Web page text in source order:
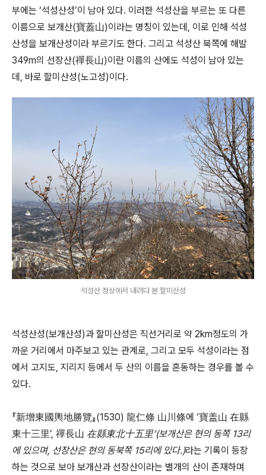
부에는 ‘석성산성’이 남아 있다. 이러한 석성산을 부르는 또 다른
이름으로 보개산(寶蓋山)이라는 명칭이 있는데, 이로 인해 석성
산성을 보개산성이라 부르기도 한다. 그리고 석성산 북쪽에 해발
349m의 선장산(禪長山)이란 이름의 산에도 석성이 남아 있는
데, 바로 할미산성(노고성)이다.
석성산 정상에서 내려다 본 할미산성
석성산성(보개산성)과 할미산성은 직선거리로 약 2km정도의 가
까운 거리에서 마주보고 있는 관계로, 그리고 모두 석성이라는 점
에서 고지도, 지리지 등에서 두 산의 이름을 혼동하는 경우를 볼 수
있다.
『新增東國輿地勝覽』(1530) 龍仁條 山川條에 ‘寶盖山 在縣
東十三里’, 禪長山 在縣東北十五里’(보개산은 현의 동쪽 13리
에 있으며, 선장산은 현의 동북쪽 15리에 있다.)라는 기록이 등장
하는 것으로 보아 보개산과 선장산이라는 별개의 산이 존재하며